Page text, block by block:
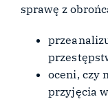
sprawę z
oceni, czy
przyjęcia